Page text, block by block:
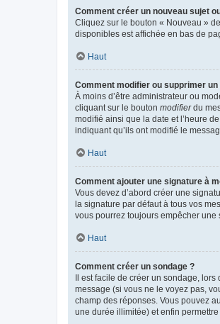
Comment créer un nouveau sujet
Cliquez sur le bouton « Nouveau »
disponibles est affichée en bas de
Haut
Comment modifier ou supprimer un
À moins d’être administrateur ou
cliquant sur le bouton modifierdu
modifié ainsi que la date et l’heure
indiquant qu’ils ont modifié le
Haut
Comment ajouter une signature à
Vous devez d’abord créer une
la signature par défaut à tous vos
vous pourrez toujours empêcher
Haut
Comment créer un sondage ?
Il est facile de créer un sondage,
message (si vous ne le voyez pas,
champ des réponses. Vous pouvez
une durée illimitée) et enfin